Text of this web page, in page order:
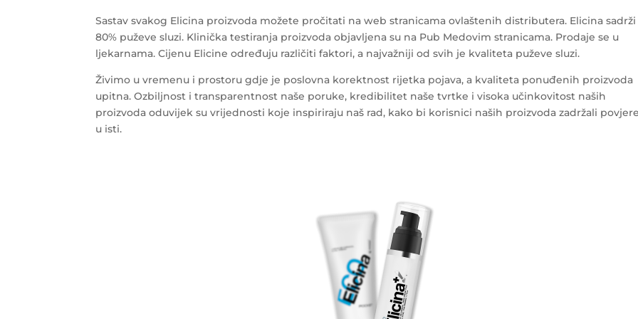
Sastav svakog Elicina proizvoda možete pročitati na web stranicama ovlaštenih distributera. Elicina sadrži
80% puževe sluzi. Klinička testiranja proizvoda objavljena su na Pub Medovim stranicama. Prodaje se u
ljekarnama. Cijenu Elicine određuju različiti faktori, a najvažniji od svih je kvaliteta puževe sluzi.
Živimo u vremenu i prostoru gdje je poslovna korektnost rijetka pojava, a kvaliteta ponuđenih proizvoda
upitna. Ozbiljnost i transparentnost naše poruke, kredibilitet naše tvrtke i visoka učinkovitost naših
proizvoda oduvijek su vrijednosti koje inspiriraju naš rad, kako bi korisnici naših proizvoda zadržali
u isti.